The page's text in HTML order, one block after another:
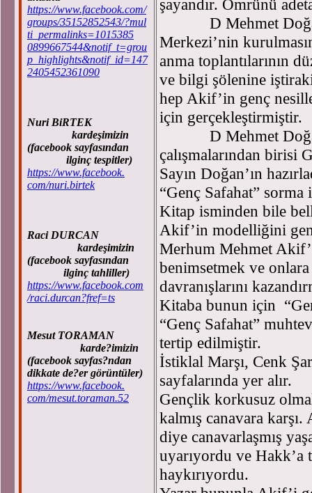
https://www.facebook.com/
groups/35152852543/?mul
ti_permalinks=1015385
0899667544&notif_t=grou
p_highlights&notif_id=147
2405452361090
Nuri BiRTEK
kardeşimizin
(facebook sayfasından
ilginç tespitler)
https://www.facebook.
com/nuri.birtek
Raci DURCAN
kardeşimizin
(facebook sayfasından
ilginç tahliller)
https://www.facebook.com
/raci.durcan?fref=ts
Mesut TORAMAN
karde?imizin
(facebook sayfas?ndan
dikkate de?er görüntüler)
https://www.facebook.
com/mesut.toraman.52
şayandır. Ömrünü
D Mehmet Doğan,
Merkezi’nin
anma toplantılarının
ve bilgi şölenine
hep Akif’in genç
için gerçekleştirmiştir.
D Mehmet
çalışmalarından birisi
Sayın Doğan’ın
“Genç Safahat” sorma
Kitap isminden bile
Akif’in modelliğini
Merhum Mehmet
benimsetmek ve
davranışlarını
Kitaba bunun için
“Genç Safahat”
tertip edilmiştir.
İstiklal Marşı, Cenk
sayfalarında yer alır.
Gençlik korkusuz
kalmış canavara
diye canavarlaşmış
uyarıyordu ve Hakk’a
haykırıyordu.